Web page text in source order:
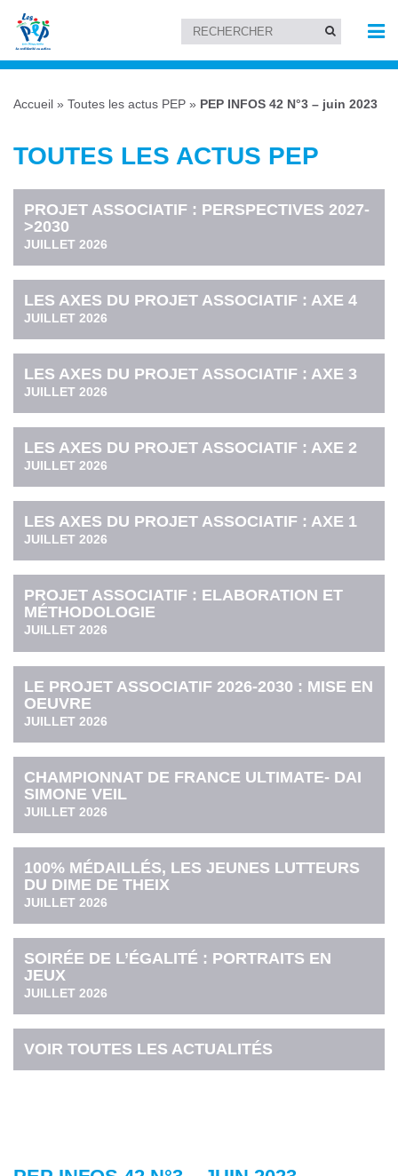
Accueil » Toutes les actus PEP » PEP INFOS 42 N°3 – juin 2023
TOUTES LES ACTUS PEP
PROJET ASSOCIATIF : PERSPECTIVES 2027-
>2030
JUILLET 2026
LES AXES DU PROJET ASSOCIATIF : AXE 4
JUILLET 2026
LES AXES DU PROJET ASSOCIATIF : AXE 3
JUILLET 2026
LES AXES DU PROJET ASSOCIATIF : AXE 2
JUILLET 2026
LES AXES DU PROJET ASSOCIATIF : AXE 1
JUILLET 2026
PROJET ASSOCIATIF : ELABORATION ET
MÉTHODOLOGIE
JUILLET 2026
LE PROJET ASSOCIATIF 2026-2030 : MISE EN
OEUVRE
JUILLET 2026
CHAMPIONNAT DE FRANCE ULTIMATE- DAI
SIMONE VEIL
JUILLET 2026
100% MÉDAILLÉS, LES JEUNES LUTTEURS
DU DIME DE THEIX
JUILLET 2026
SOIRÉE DE L’ÉGALITÉ : PORTRAITS EN
JEUX
JUILLET 2026
VOIR TOUTES LES ACTUALITÉS